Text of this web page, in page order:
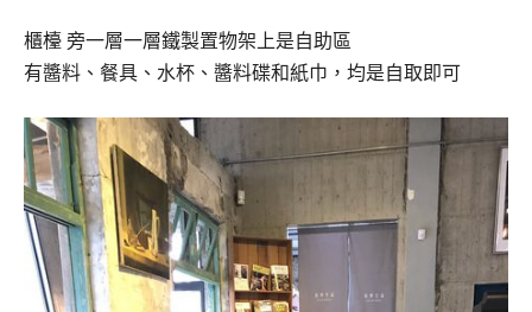
櫃檯 旁一層一層鐵製置物架上是自助區
有醬料、餐具、水杯、醬料碟和紙巾，均是自取即可